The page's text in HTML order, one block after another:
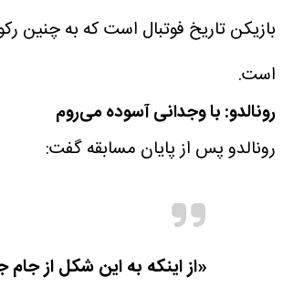
بازیکن تاریخ فوتبال است که به چنین
است.
رونالدو: با وجدانی آسوده می‌روم
رونالدو پس از پایان مسابقه گفت:
«از اینکه به این شکل از جام